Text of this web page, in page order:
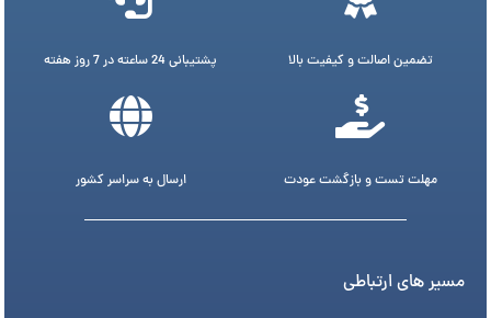
تضمین اصالت و کیفیت بالا پشتیبانی 24 ساعته در 7 روز هفته
مهلت تست و بازگشت عودت ارسال به سراسر کشور
مسیر های ارتباطی